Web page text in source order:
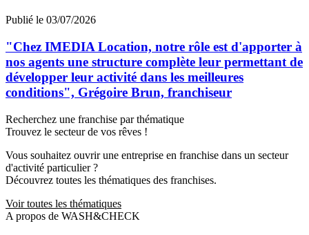
Publié le 03/07/2026
"Chez IMEDIA Location, notre rôle est d'apporter à
nos agents une structure complète leur permettant de
développer leur activité dans les meilleures
conditions", Grégoire Brun, franchiseur
Recherchez une franchise par thématique
Trouvez le secteur de vos rêves !
Vous souhaitez ouvrir une entreprise en franchise dans un secteur
d'activité particulier ?
Découvrez toutes les thématiques des franchises.
Voir toutes les thématiques
A propos de WASH&CHECK